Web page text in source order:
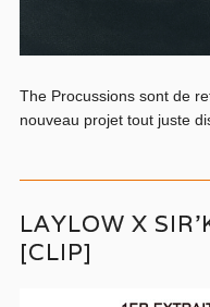
The Procussions sont de
nouveau projet tout juste
LAYLOW X
[CLIP]